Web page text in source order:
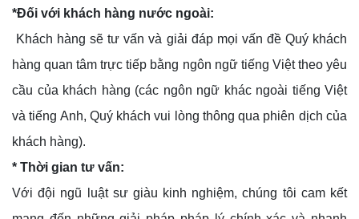
*Đối với khách hàng nước ngoài:
Khách hàng sẽ tư vấn và giải đáp mọi vấn đề Quý khách
hàng quan tâm trực tiếp bằng ngôn ngữ tiếng Việt theo yêu
cầu của khách hàng (các ngôn ngữ khác ngoài tiếng Việt
và tiếng Anh, Quý khách vui lòng thông qua phiên dịch của
khách hàng).
* Thời gian tư vấn:
Với đội ngũ luật sư giàu kinh nghiệm, chúng tôi cam kết